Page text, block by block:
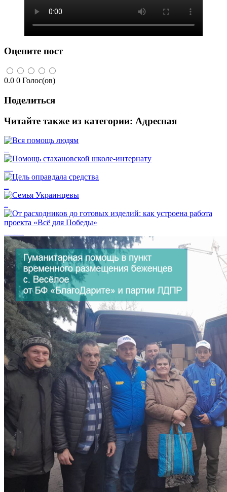
Оцените пост
0.0 0 Голос(ов)
Поделиться
Читайте также из категории: Адресная